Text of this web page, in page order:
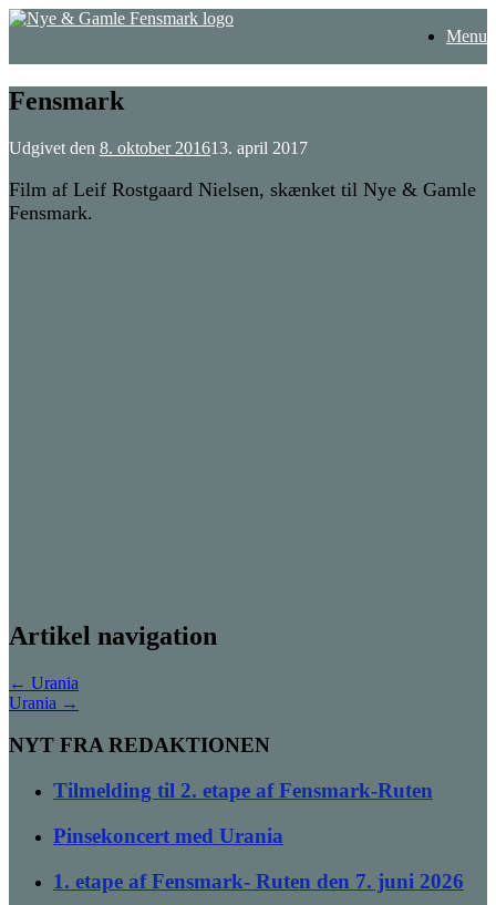
Gå
Menu
Fensmark
Udgivet den 8. oktober 201613. april 2017
Film af Leif Rostgaard Nielsen, skænket til Nye & Gamle
Fensmark.
Artikel navigation
← Urania
Urania →
NYT FRA REDAKTIONEN
Tilmelding til 2. etape af Fensmark-Ruten
Pinsekoncert med Urania
1. etape af Fensmark- Ruten den 7. juni 2026